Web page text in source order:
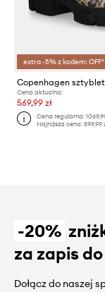
extra -5% z kodem: OFF*
Copenhagen
Cena aktualna:
569,99 zł
Cena regularna:
Najniższa cena:599,99
-20%
za zapis
Dołącz do naszej